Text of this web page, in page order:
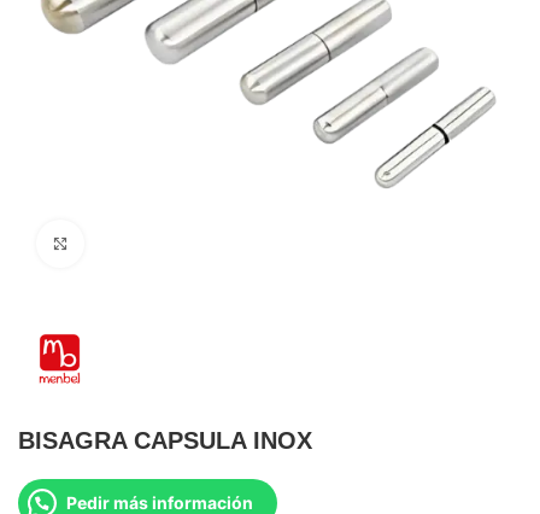
BISAGRA CAPSULA INOX
Pedir más información